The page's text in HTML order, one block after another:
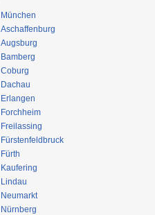
München
Aschaffenburg
Augsburg
Bamberg
Coburg
Dachau
Erlangen
Forchheim
Freilassing
Fürstenfeldbruck
Fürth
Kaufering
Lindau
Neumarkt
Nürnberg